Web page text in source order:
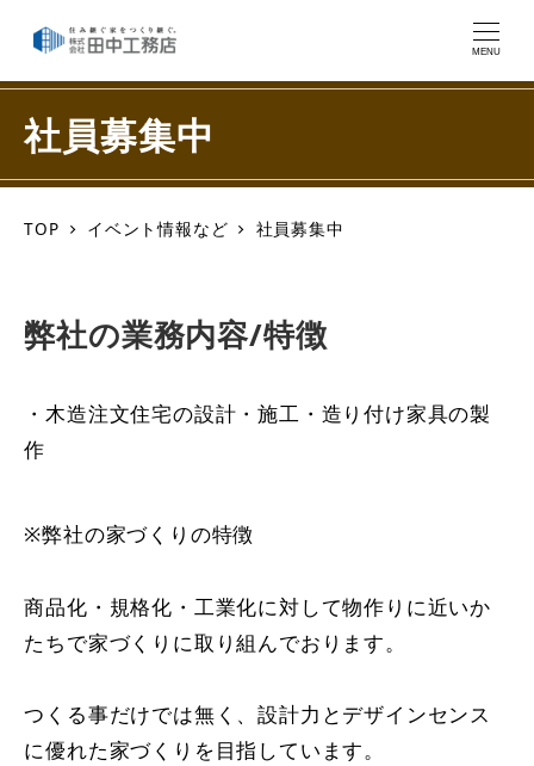
MENU
社員募集中
TOP イベント情報など 社員募集中
弊社の業務内容/特徴
・木造注文住宅の設計・施工・造り付け家具の製
作
※弊社の家づくりの特徴
商品化・規格化・工業化に対して物作りに近いか
たちで家づくりに取り組んでおります。
つくる事だけでは無く、設計力とデザインセンス
に優れた家づくりを目指しています。